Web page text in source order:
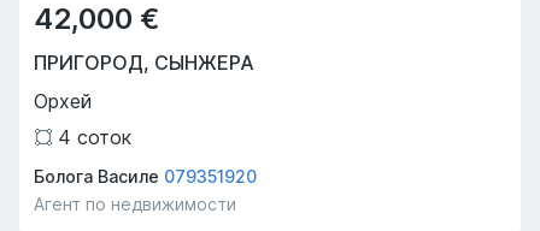
42,000 €
ПРИГОРОД, СЫНЖЕРА
Орхей
4 соток
Болога Василе 079351920
Агент по недвижимости